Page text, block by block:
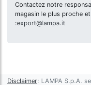
Contactez notre
magasin le plus proche
:export@lampa.it
Disclaimer: LAMPA S.p.A.